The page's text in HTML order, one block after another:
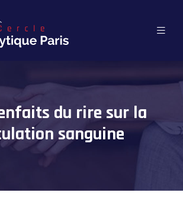
du rire sur la
sanguine